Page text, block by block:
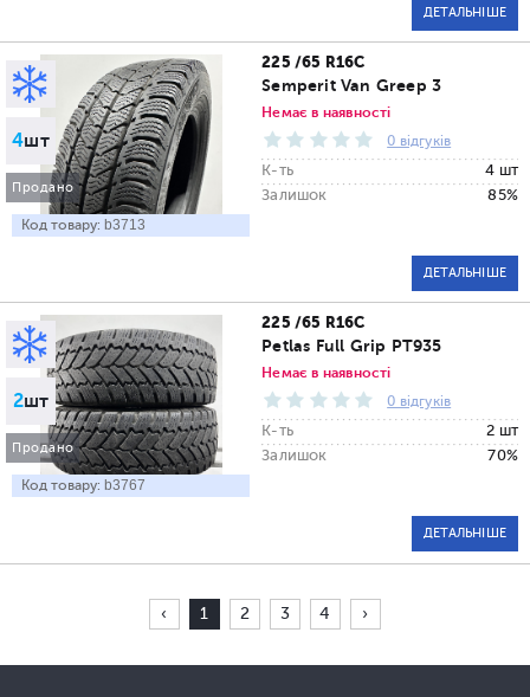
ДЕТАЛЬНІШЕ
4шт
Продано
Код товару: b3713
225 /65 R16C
Semperit Van Greep 3
Немає в наявності
0 відгуків
К-ть
4 шт
Залишок
85%
ДЕТАЛЬНІШЕ
2шт
Продано
Код товару: b3767
225 /65 R16C
Petlas Full Grip PT935
Немає в наявності
0 відгуків
К-ть
2 шт
Залишок
70%
ДЕТАЛЬНІШЕ
‹ 1 2 3 4 ›